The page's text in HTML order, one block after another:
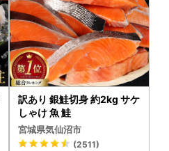
訳あり 銀鮭切身 約2kg サケ
しゃけ 魚 鮭
宮城県気仙沼市
(2511)